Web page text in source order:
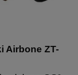
Airbone ZT-